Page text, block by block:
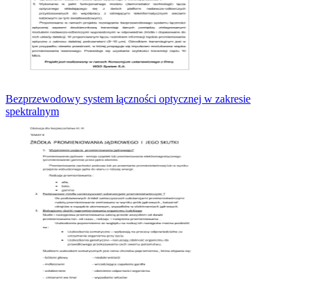
Bezprzewodowy system łączności optycznej w zakresie
spektralnym